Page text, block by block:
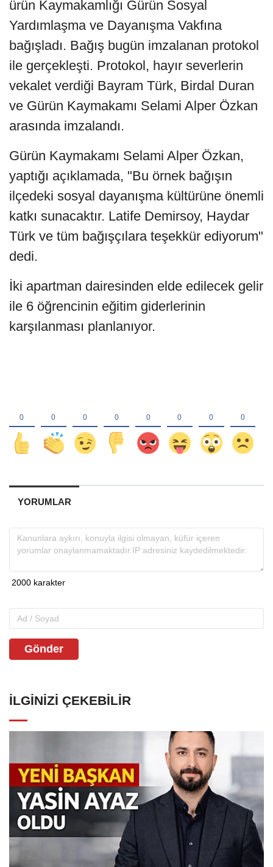
ürün Kaymakamlığı Gürün Sosyal
Yardımlaşma ve Dayanışma Vakfına
bağışladı. Bağış bugün imzalanan protokol
ile gerçekleşti. Protokol, hayır severlerin
vekalet verdiği Bayram Türk, Birdal Duran
ve Gürün Kaymakamı Selami Alper Özkan
arasında imzalandı.
Gürün Kaymakamı Selami Alper Özkan,
yaptığı açıklamada, "Bu örnek bağışın
ilçedeki sosyal dayanışma kültürüne önemli
katkı sunacaktır. Latife Demirsoy, Haydar
Türk ve tüm bağışçılara teşekkür ediyorum"
dedi.
İki apartman dairesinden elde edilecek gelir
ile 6 öğrencinin eğitim giderlerinin
karşılanması planlanıyor.
YORUMLAR
Gönder
İLGINIZI ÇEKEBILIR